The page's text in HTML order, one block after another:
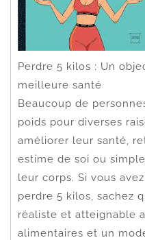
Perdre 5 kilos : Un
meilleure santé
Beaucoup de
poids pour diverses
améliorer leur santé,
estime de soi ou
leur corps. Si vous
perdre 5 kilos, sachez
réaliste et atteignable
alimentaires et un